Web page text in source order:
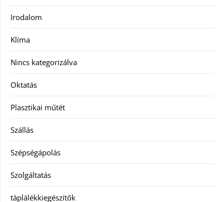
Irodalom
Klíma
Nincs kategorizálva
Oktatás
Plasztikai műtét
Szállás
Szépségápolás
Szolgáltatás
táplálékkiegészítők